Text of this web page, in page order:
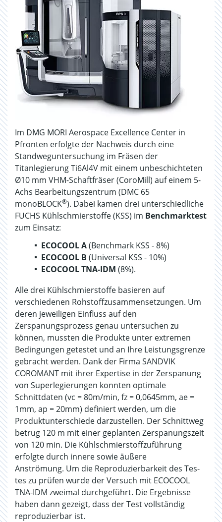
Im DMG MORI Aerospace Excellence Center in
Pfronten erfolgte der Nachweis durch eine
Standweguntersuchung im Fräsen der
Titanlegierung Ti6Al4V mit einem unbeschichteten
Ø10 mm VHM­-Schaftfräser (CoroMill) auf einem 5­-
Achs Bearbeitungszentrum (DMC 65
monoBLOCK®). Dabei kamen drei unterschiedliche
FUCHS Kühlschmierstoffe (KSS) im Benchmarktest
zum Einsatz:
ECOCOOL A(Benchmark KSS - 8%)
ECOCOOL B (Universal KSS - 10%)
ECOCOOL TNA-IDM (8%).
Alle drei Kühlschmierstoffe basieren auf
verschiedenen Rohstoffzusammensetzungen. Um
deren jeweiligen Einfluss auf den
Zerspanungsprozess genau untersuchen zu
können, mussten die Produkte unter extremen
Bedingungen getestet und an Ihre Leistungsgrenze
gebracht werden. Dank der Firma SANDVIK
COROMANT mit ihrer Expertise in der Zerspanung
von Superlegierungen konnten optimale
Schnittdaten (vc = 80m/min, fz = 0,0645mm, ae =
1mm, ap = 20mm) definiert werden, um die
Produktunterschiede darzustellen. Der Schnittweg
betrug 120 m mit einer geplanten Zerspanungszeit
von 120 min. Die Kühlschmierstoffzuführung
erfolgte durch innere sowie äußere
Anströmung. Um die Reproduzierbarkeit des Tes­
tes zu prüfen wurde der Versuch mit ECOCOOL
TNA­-IDM zweimal durchgeführt. Die Ergebnisse
haben dann gezeigt, dass der Test vollständig
reproduzierbar ist.